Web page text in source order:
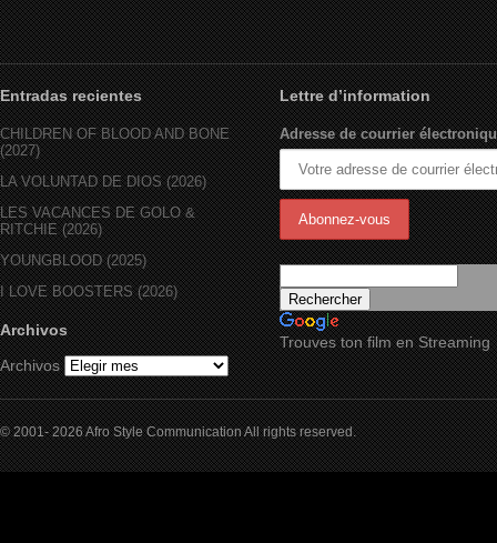
Entradas recientes
CHILDREN OF BLOOD AND BONE
(2027)
LA VOLUNTAD DE DIOS (2026)
LES VACANCES DE GOLO &
RITCHIE (2026)
YOUNGBLOOD (2025)
I LOVE BOOSTERS (2026)
Archivos
Archivos
Lettre d’information
Adresse de courrier
Trouves ton film en Streaming
© 2001- 2026 Afro Style Communication All rights reserved.